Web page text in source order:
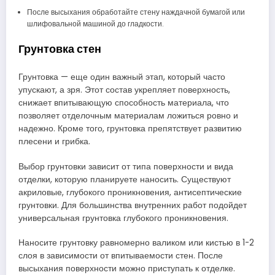
После высыхания обработайте стену наждачной бумагой или
шлифовальной машиной до гладкости.
Грунтовка стен
Грунтовка — еще один важный этап, который часто
упускают, а зря. Этот состав укрепляет поверхность,
снижает впитывающую способность материала, что
позволяет отделочным материалам ложиться ровно и
надежно. Кроме того, грунтовка препятствует развитию
плесени и грибка.
Выбор грунтовки зависит от типа поверхности и вида
отделки, которую планируете наносить. Существуют
акриловые, глубокого проникновения, антисептические
грунтовки. Для большинства внутренних работ подойдет
универсальная грунтовка глубокого проникновения.
Наносите грунтовку равномерно валиком или кистью в 1-2
слоя в зависимости от впитываемости стен. После
высыхания поверхности можно приступать к отделке.